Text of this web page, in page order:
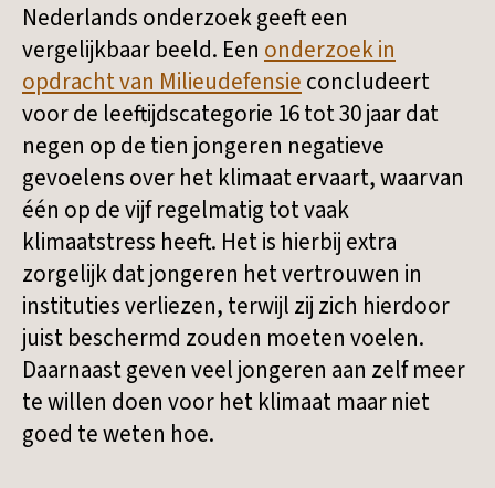
Nederlands onderzoek geeft een
vergelijkbaar beeld. Een onderzoek in
opdracht van Milieudefensie concludeert
voor de leeftijdscategorie 16 tot 30 jaar dat
negen op de tien jongeren negatieve
gevoelens over het klimaat ervaart, waarvan
één op de vijf regelmatig tot vaak
klimaatstress heeft. Het is hierbij extra
zorgelijk dat jongeren het vertrouwen in
instituties verliezen, terwijl zij zich hierdoor
juist beschermd zouden moeten voelen.
Daarnaast geven veel jongeren aan zelf meer
te willen doen voor het klimaat maar niet
goed te weten hoe.